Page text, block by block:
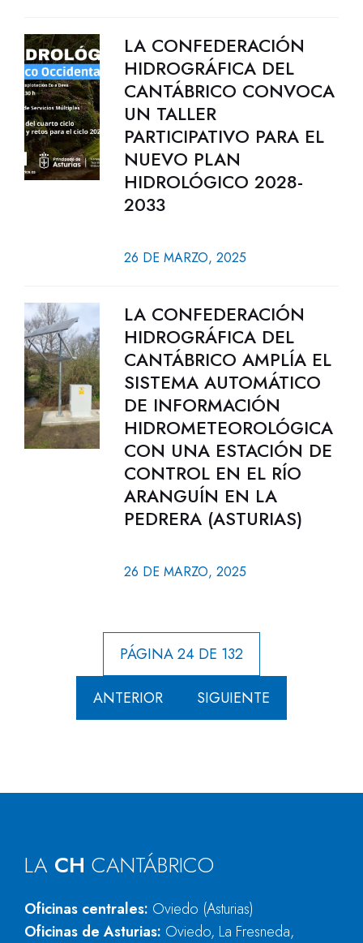
LA CONFEDERACIÓN
HIDROGRÁFICA DEL
CANTÁBRICO CONVOCA
UN TALLER
PARTICIPATIVO PARA EL
NUEVO PLAN
HIDROLÓGICO 2028-
2033
26 DE MARZO, 2025
LA CONFEDERACIÓN
HIDROGRÁFICA DEL
CANTÁBRICO AMPLÍA EL
SISTEMA AUTOMÁTICO
DE INFORMACIÓN
HIDROMETEOROLÓGICA
CON UNA ESTACIÓN DE
CONTROL EN EL RÍO
ARANGUÍN EN LA
PEDRERA (ASTURIAS)
26 DE MARZO, 2025
PÁGINA 24 DE 132
ANTERIOR SIGUIENTE
LA CH CANTÁBRICO
Oficinas centrales: Oviedo (Asturias)
Oficinas de Asturias: Oviedo, La Fresneda,